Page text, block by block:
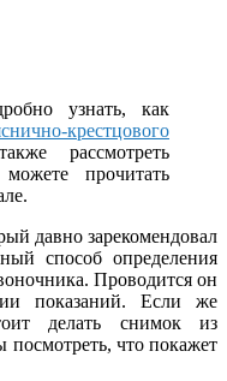
узнать, как
крестцового
рассмотреть
прочитать
давно зарекомендовал
способ определения
Проводится он
показаний. Если же
делать снимок из
что покажет